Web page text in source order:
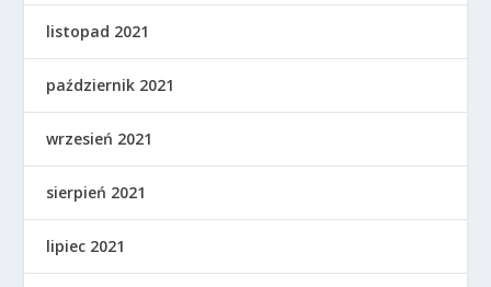
listopad 2021
październik 2021
wrzesień 2021
sierpień 2021
lipiec 2021